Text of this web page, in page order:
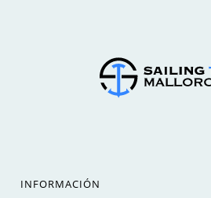
INFORMACIÓN